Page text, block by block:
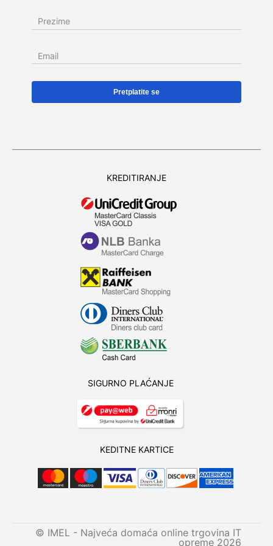
Prezime
Email
KREDITIRANJE
SIGURNO PLAĆANJE
KEDITNE KARTICE
© IMEL - Najveća domaća online trgovina IT
opreme 2026